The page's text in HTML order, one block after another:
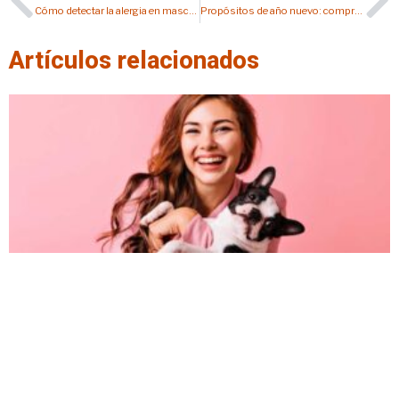
Cómo detectar la alergia en mascota, ¿está sufriendo alguna reacción alérgica al alimento? Propósitos de año nuevo: compromisos con tu mascota
Artículos relacionados